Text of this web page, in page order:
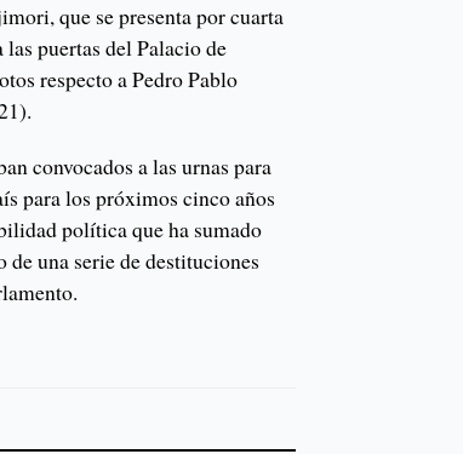
que se presenta por cuarta
las puertas del Palacio de
respecto a Pedro Pablo
convocados a las urnas para
para los próximos cinco años
política que ha sumado
de una serie de destituciones